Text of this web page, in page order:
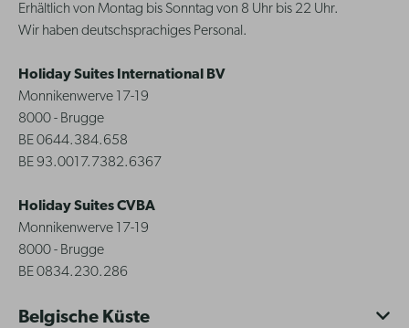
Erhältlich von Montag bis Sonntag von 8 Uhr bis 22 Uhr.
Wir haben deutschsprachiges Personal.
Holiday Suites International BV
Monnikenwerve 17-19
8000 - Brugge
BE 0644.384.658
BE 93.0017.7382.6367
Holiday Suites CVBA
Monnikenwerve 17-19
8000 - Brugge
BE 0834.230.286
Belgische Küste